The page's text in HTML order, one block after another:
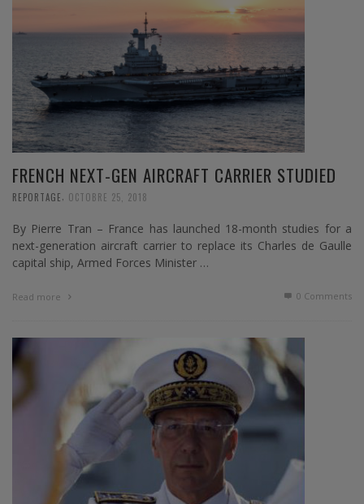
FRENCH NEXT-GEN AIRCRAFT CARRIER STUDIED
REPORTAGE OCTOBRE 25, 2018
By Pierre Tran – France has launched 18-month studies for a
next-generation aircraft carrier to replace its Charles de Gaulle
capital ship, Armed Forces Minister …
Read more 0 Comments